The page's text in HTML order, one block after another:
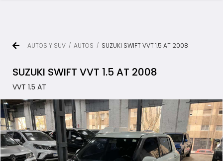
TODOS LOS VEHÍCULOS
AUTOS Y SUV
AUTOS Y SUV / AUTOS / SUZUKI SWIFT VVT 1.5 AT 2008
SUZUKI SWIFT VVT 1.5 AT 2008
VVT 1.5 AT